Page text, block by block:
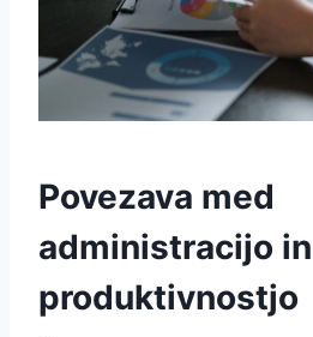
Povezava med
administracijo in
produktivnostjo